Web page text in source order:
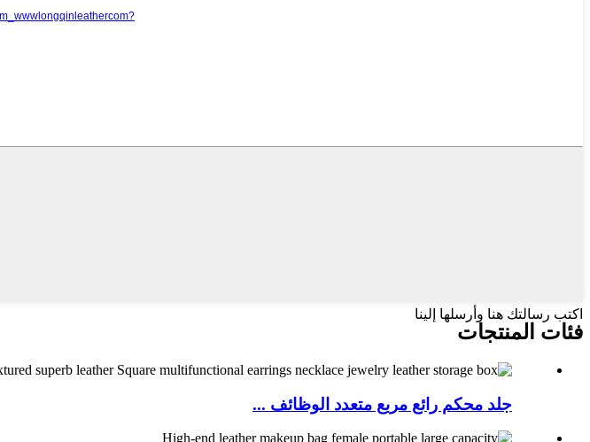
اكتب رسالتك هنا وأرسلها إلينا
فئات المنتجات
جلد محكم رائع مربع متعدد الوظائف ...